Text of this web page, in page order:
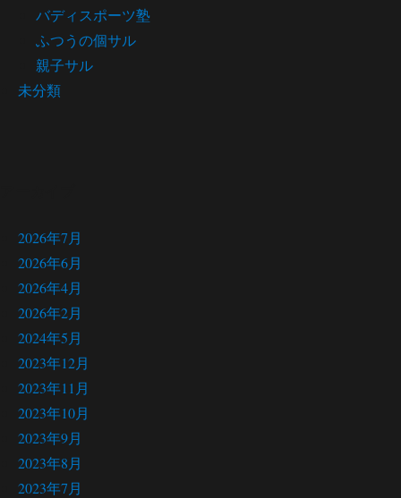
バディスポーツ塾
ふつうの個サル
親子サル
未分類
2026年7月
2026年6月
2026年4月
2026年2月
2024年5月
2023年12月
2023年11月
2023年10月
2023年9月
2023年8月
2023年7月